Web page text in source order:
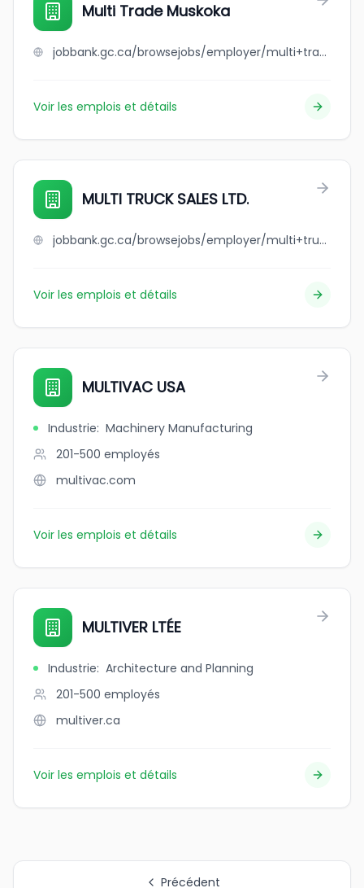
Multi Trade Muskoka
jobbank.gc.ca/browsejobs/employer/multi+trade+muskoka/ca
Voir les emplois et détails
MULTI TRUCK SALES LTD.
jobbank.gc.ca/browsejobs/employer/multi+truck+sales+ltd./ca
Voir les emplois et détails
MULTIVAC USA
Industrie: Machinery Manufacturing
201-500 employés
multivac.com
Voir les emplois et détails
MULTIVER LTÉE
Industrie: Architecture and Planning
201-500 employés
multiver.ca
Voir les emplois et détails
Précédent